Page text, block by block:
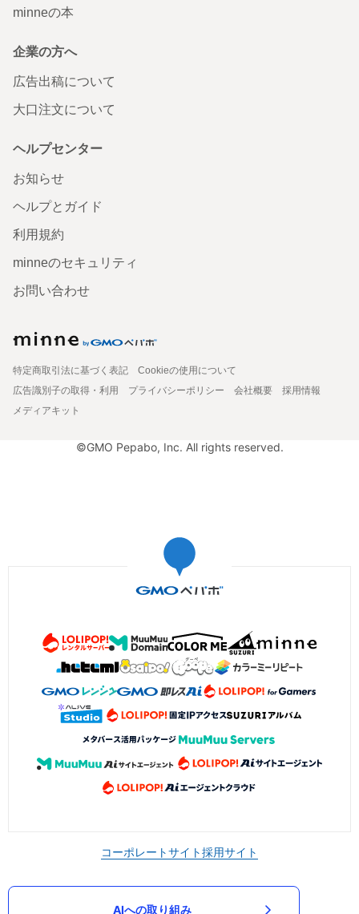
minneの本
企業の方へ
広告出稿について
大口注文について
ヘルプセンター
お知らせ
ヘルプとガイド
利用規約
minneのセキュリティ
お問い合わせ
特定商取引法に基づく表記
Cookieの使用について
広告識別子の取得・利用
プライバシーポリシー 会社概要
採用情報
メディアキット
©GMO Pepabo, Inc. All rights reserved.
コーポレートサイト採用サイト
AIへの取り組み